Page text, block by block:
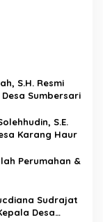
S.H. Resmi
Sumbersari
S.E.
Karang Haur
Perumahan &
Sudrajat
Desa